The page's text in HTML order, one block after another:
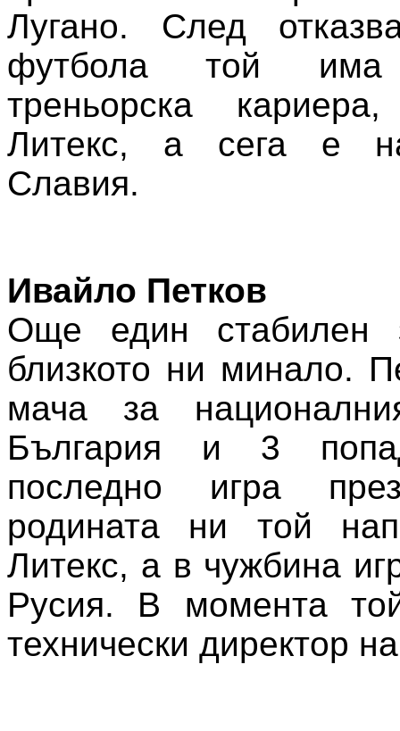
Лугано. След
футбола той
треньорска
Литекс, а сега е
Славия.
Ивайло Петков
Още един стабилен
близкото ни минало.
мача за
България и 3
последно игра
родината ни той
Литекс, а в чужбина
Русия. В момента
технически директор